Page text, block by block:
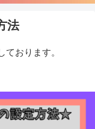
法
おります。